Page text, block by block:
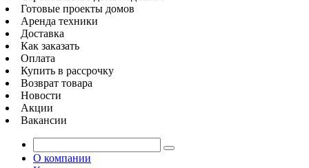
Готовые проекты домов
Аренда техники
Доставка
Как заказать
Оплата
Купить в рассрочку
Возврат товара
Новости
Акции
Вакансии
О компании